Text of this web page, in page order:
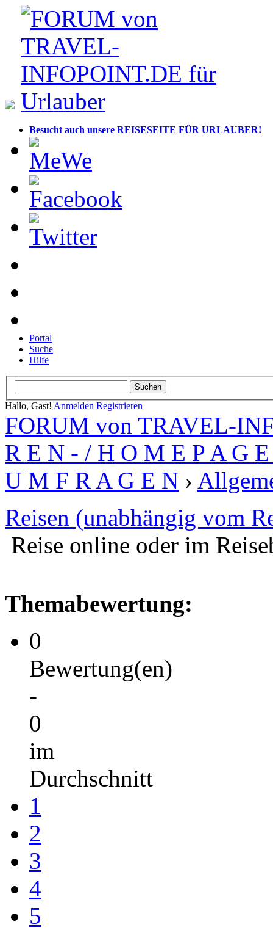
Besucht auch unsere REISESEITE FÜR URLAUBER!
Portal
Suche
Hilfe
Hallo, Gast! Anmelden Registrieren
FORUM von TRAVEL-
R E N - / H O M E P A G
U M F R A G E N ›
Reisen (unabhängig vom
Reise online oder im
Themabewertung:
0
Bewertung(en)
-
0
im
Durchschnitt
1
2
3
4
5